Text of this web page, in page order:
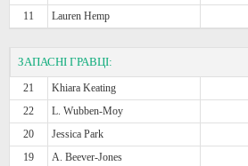
11
Lauren Hemp
ЗАПАСНІ ГРАВЦІ:
21 Khiara Keating
22
L. Wubben-Moy
20
Jessica Park
19
A. Beever-Jones